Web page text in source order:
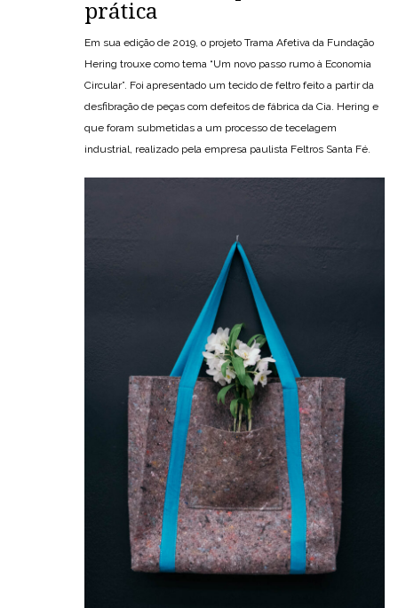
prática
Em sua edição de 2019, o projeto Trama Afetiva da Fundação
Hering trouxe como tema “Um novo passo rumo à Economia
Circular”. Foi apresentado um tecido de feltro feito a partir da
desfibração de peças com defeitos de fábrica da Cia. Hering e
que foram submetidas a um processo de tecelagem
industrial, realizado pela empresa paulista Feltros Santa Fé.